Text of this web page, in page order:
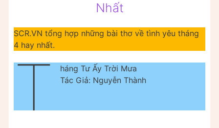
Nhất
SCR.VN tổng hợp những bài thơ về tình yêu tháng
4 hay nhất.
T
háng Tư Ấy Trời Mưa
Tác Giả: Nguyễn Thành